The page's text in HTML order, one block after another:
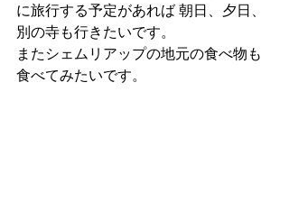
に旅行する予定があれば 朝日、夕日、
別の寺も行きたいです。
またシェムリアップの地元の食べ物も
食べてみたいです。